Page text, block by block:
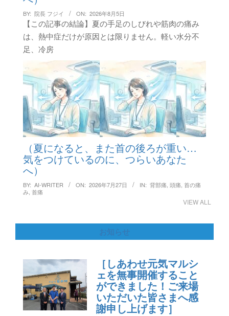
BY: 院長 フジイ ON: 2026年8月5日
【この記事の結論】夏の手足のしびれや筋肉の痛み
は、熱中症だけが原因とは限りません。軽い水分不
足、冷房
（夏になると、また首の後ろが重い…
気をつけているのに、つらいあなた
へ）
BY: AI-WRITER ON: 2026年7月27日 IN: 背部痛 頭痛 首の痛
み 首痛
VIEW ALL
お知らせ
［しあわせ元気マルシ
ェを無事開催すること
ができました！ご来場
いただいた皆さまへ感
謝申し上げます］